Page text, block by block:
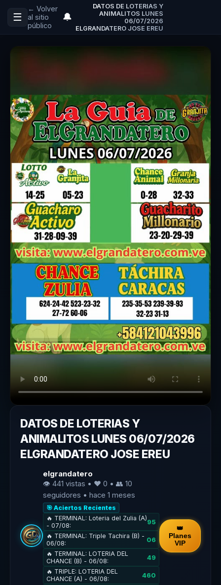
☰
← Volver
al sitio
público
🔔
DATOS DE LOTERIAS Y
ANIMALITOS LUNES
06/07/2026
ELGRANDATERO JOSE EREU
DATOS DE LOTERIAS Y
ANIMALITOS LUNES 06/07/2026
ELGRANDATERO JOSE EREU
elgrandatero
👁 441 vistas • ❤️ 0 • 👥 10
seguidores • hace 1 meses
🎯 Aciertos Recientes
🔥 TERMINAL: Loteria del Zulia (A)
- 07/08:
95
🔥 TERMINAL: Triple Tachira (B) -
06/08:
06
🔥 TERMINAL: LOTERIA DEL
CHANCE (B) - 06/08:
49
🔥 TRIPLE: LOTERIA DEL
CHANCE (A) - 06/08:
460
👑
Planes
VIP